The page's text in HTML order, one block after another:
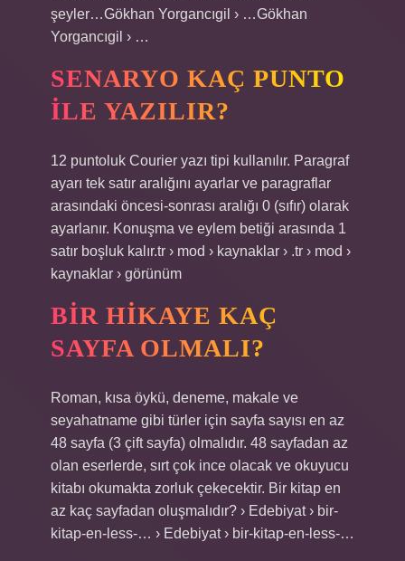
şeyler…Gökhan Yorgancıgil › …Gökhan
Yorgancıgil › …
SENARYO KAÇ PUNTO
ILE YAZILIR?
12 puntoluk Courier yazı tipi kullanılır. Paragraf
ayarı tek satır aralığını ayarlar ve paragraflar
arasındaki öncesi-sonrası aralığı 0 (sıfır) olarak
ayarlanır. Konuşma ve eylem betiği arasında 1
satır boşluk kalır.tr › mod › kaynaklar › .tr › mod ›
kaynaklar › görünüm
BIR HIKAYE KAÇ
SAYFA OLMALI?
Roman, kısa öykü, deneme, makale ve
seyahatname gibi türler için sayfa sayısı en az
48 sayfa (3 çift sayfa) olmalıdır. 48 sayfadan az
olan eserlerde, sırt çok ince olacak ve okuyucu
kitabı okumakta zorluk çekecektir. Bir kitap en
az kaç sayfadan oluşmalıdır? › Edebiyat › bir-
kitap-en-less-… › Edebiyat › bir-kitap-en-less-…